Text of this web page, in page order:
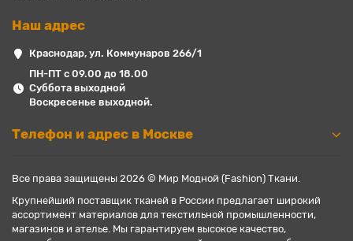
Наш адрес
Краснодар, ул. Коммунаров 266/1
ПН-ПТ с 09.00 до 18.00
Суббота выходной
Воскресенье выходной.
Телефон и адрес в Москве
Все права защищены 2026 © Мир Модной (Fashion) Ткани.
Крупнейший поставщик тканей в России предлагает широкий
ассортимент материалов для текстильной промышленности,
магазинов и ателье. Мы гарантируем высокое качество,